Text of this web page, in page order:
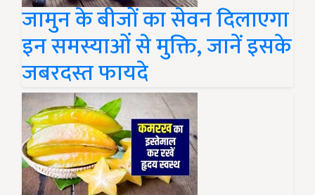
जामुन के बीजों का सेवन दिलाएगा
इन समस्याओं से मुक्ति, जानें इसके
जबरदस्त फायदे